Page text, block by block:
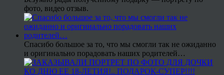
фото, видео отзыв.
Спасибо большое за то, что мы смогли так не ожиданно
и оригинально порадовать наших родителей…